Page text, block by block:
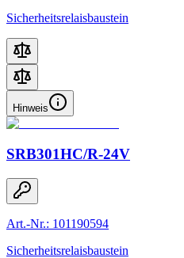
Sicherheitsrelaisbaustein
Hinweis
SRB301HC/R-24V
Art.-Nr.: 101190594
Sicherheitsrelaisbaustein